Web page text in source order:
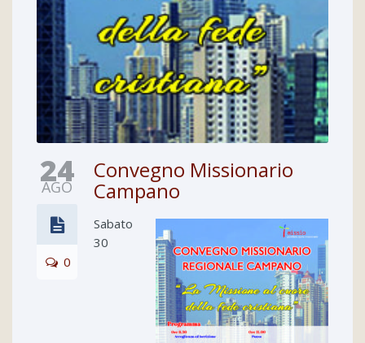
24
AGO
0
Convegno Missionario
Campano
Sabato
30